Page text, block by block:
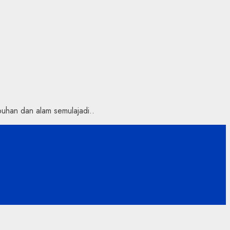
dan alam semulajadi..